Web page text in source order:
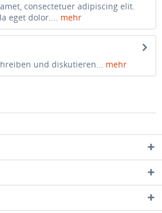
consectetuer adipiscing elit.
eget dolor.... mehr
und diskutieren... mehr